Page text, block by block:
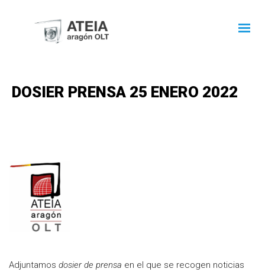
DOSIER PRENSA 25 ENERO 2022
Adjuntamos dosier de prensa en el que se recogen noticias